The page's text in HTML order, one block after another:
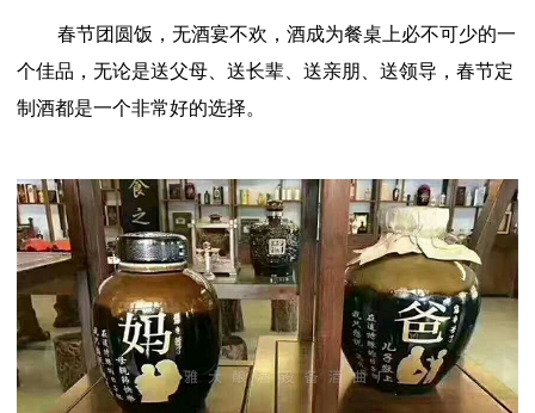
春节团圆饭，无酒宴不欢，酒成为餐桌上必不可少的一
个佳品，无论是送父母、送长辈、送亲朋、送领导，春节定
制酒都是一个非常好的选择。